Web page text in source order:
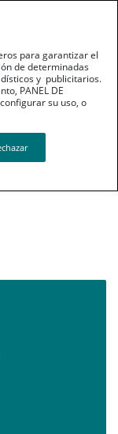
seguro de
para garantizar el
de determinadas
y publicitarios.
PANEL DE
su uso, o